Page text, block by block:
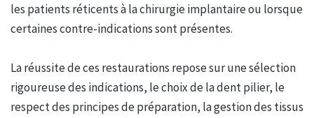
les patients réticents à la chirurgie implantaire ou lorsque
certaines contre-indications sont présentes.
La réussite de ces restaurations repose sur une sélection
rigoureuse des indications, le choix de la dent pilier, le
respect des principes de préparation, la gestion des tissus